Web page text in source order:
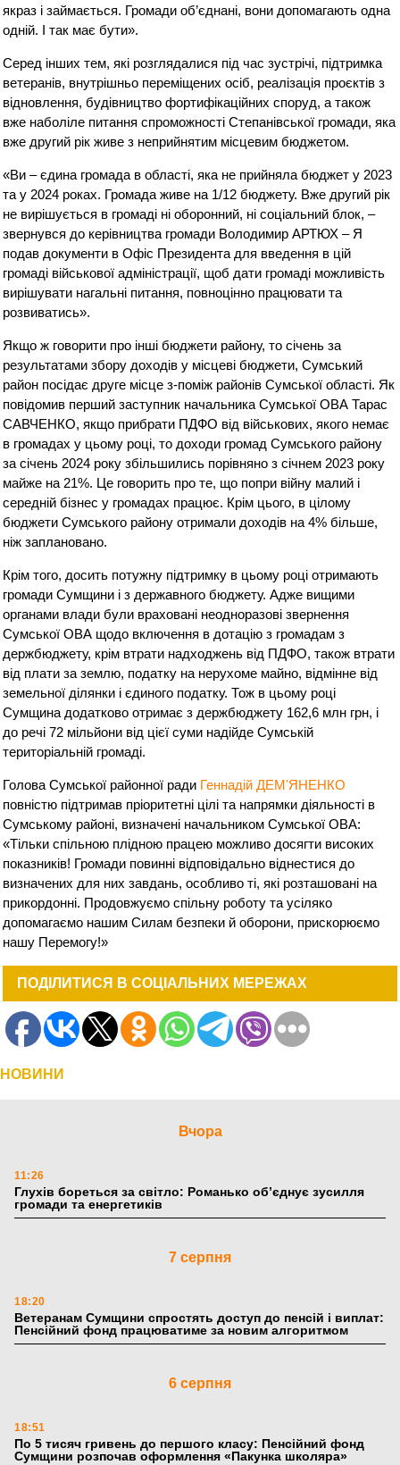
якраз і займається. Громади об’єднані, вони допомагають одна
одній. І так має бути».
Серед інших тем, які розглядалися під час зустрічі, підтримка
ветеранів, внутрішньо переміщених осіб, реалізація проєктів з
відновлення, будівництво фортифікаційних споруд, а також
вже наболіле питання спроможності Степанівської громади, яка
вже другий рік живе з неприйнятим місцевим бюджетом.
«Ви – єдина громада в області, яка не прийняла бюджет у 2023
та у 2024 роках. Громада живе на 1/12 бюджету. Вже другий рік
не вирішується в громаді ні оборонний, ні соціальний блок, –
звернувся до керівництва громади Володимир АРТЮХ – Я
подав документи в Офіс Президента для введення в цій
громаді військової адміністрації, щоб дати громаді можливість
вирішувати нагальні питання, повноцінно працювати та
розвиватись».
Якщо ж говорити про інші бюджети району, то січень за
результатами збору доходів у місцеві бюджети, Сумський
район посідає друге місце з-поміж районів Сумської області. Як
повідомив перший заступник начальника Сумської ОВА Тарас
САВЧЕНКО, якщо прибрати ПДФО від військових, якого немає
в громадах у цьому році, то доходи громад Сумського району
за січень 2024 року збільшились порівняно з січнем 2023 року
майже на 21%. Це говорить про те, що попри війну малий і
середній бізнес у громадах працює. Крім цього, в цілому
бюджети Сумського району отримали доходів на 4% більше,
ніж заплановано.
Крім того, досить потужну підтримку в цьому році отримають
громади Сумщини і з державного бюджету. Адже вищими
органами влади були враховані неодноразові звернення
Сумської ОВА щодо включення в дотацію з громадам з
держбюджету, крім втрати надходжень від ПДФО, також втрати
від плати за землю, податку на нерухоме майно, відмінне від
земельної ділянки і єдиного податку. Тож в цьому році
Сумщина додатково отримає з держбюджету 162,6 млн грн, і
до речі 72 мільйони від цієї суми надійде Сумській
територіальній громаді.
Голова Сумської районної ради Геннадій ДЕМʼЯНЕНКО
повністю підтримав пріоритетні цілі та напрямки діяльності в
Сумському районі, визначені начальником Сумської ОВА:
«Тільки спільною плідною працею можливо досягти високих
показників! Громади повинні відповідально віднестися до
визначених для них завдань, особливо ті, які розташовані на
прикордонні. Продовжуємо спільну роботу та усіляко
допомагаємо нашим Силам безпеки й оборони, прискорюємо
нашу Перемогу!»
ПОДІЛИТИСЯ В СОЦІАЛЬНИХ МЕРЕЖАХ
НОВИНИ
Вчора
11:26
Глухів бореться за світло: Романько об’єднує зусилля
громади та енергетиків
7 серпня
18:20
Ветеранам Сумщини спростять доступ до пенсій і виплат:
Пенсійний фонд працюватиме за новим алгоритмом
6 серпня
18:51
По 5 тисяч гривень до першого класу: Пенсійний фонд
Сумщини розпочав оформлення «Пакунка школяра»